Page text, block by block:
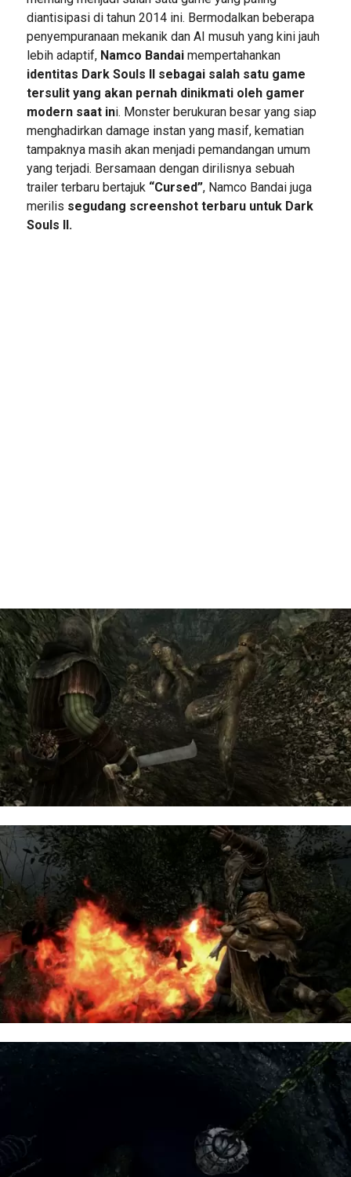
diantisipasi di tahun 2014 ini. Bermodalkan beberapa
penyempuranaan mekanik dan AI musuh yang kini jauh
lebih adaptif,Namco Bandaimempertahankan
identitas Dark Souls II sebagai salah satu game
tersulit yang akan pernah dinikmati oleh gamer
modern saat ini. Monster berukuran besar yang siap
menghadirkan damage instan yang masif, kematian
tampaknya masih akan menjadi pemandangan umum
yang terjadi. Bersamaan dengan dirilisnya sebuah
trailer terbaru bertajuk“Cursed”, Namco Bandai juga
merilis segudang screenshot terbaru untuk Dark
Souls II.